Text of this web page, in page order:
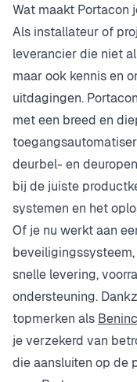
Wat maakt Portacon
Als installateur of
leverancier die niet
maar ook kennis en
uitdagingen.
met een breed en
deurbel- en
bij de juiste
systemen en het
Of je nu werkt aan
snelle levering,
ondersteuning.
topmerken als
je verzekerd van
die aansluiten op de